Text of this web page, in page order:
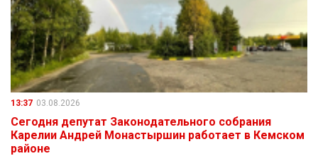
13:37 03.08.2026
Сегодня депутат Законодательного собрания
Карелии Андрей Монастыршин работает в Кемском
районе